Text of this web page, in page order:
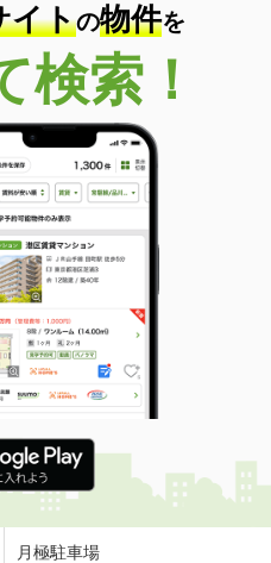
イトの物件を
検索！
月極駐車場